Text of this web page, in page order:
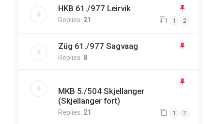
HKB 61./977 Leirvik
Replies: 21 1 2
Züg 61./977 Sagvaag
Replies: 8
MKB 5./504 Skjellanger
(Skjellanger fort)
Replies: 21 1 2